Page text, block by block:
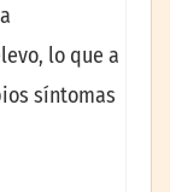
lo que a
síntomas